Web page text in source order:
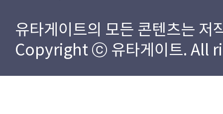
유타게이트의 모든 콘텐츠는 저
Copyright ⓒ 유타게이트. All